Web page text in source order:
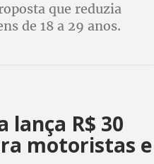
que reduzia
de 18 a 29 anos.
lança R$ 30
motoristas e